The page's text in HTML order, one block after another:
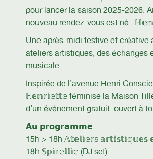
pour lancer la saison 2025-2026.
nouveau rendez-vous est né :
Une après-midi festive et créative
ateliers artistiques, des échanges
musicale.
Inspirée de l’avenue Henri
ℍ𝕖𝕟𝕣𝕚𝕖𝕥𝕥𝕖 féminise la Maison
d’un événement gratuit, ouvert à
𝗔𝘂 𝗽𝗿𝗼𝗴𝗿𝗮𝗺𝗺𝗲 :
15h > 18h 𝔸𝕥𝕖𝕝𝕚𝕖𝕣𝕤 𝕒𝕣𝕥𝕚𝕤𝕥𝕚𝕢𝕦𝕖𝕤
18h 𝕊𝕡𝕚𝕣𝕖𝕝𝕝𝕚𝕖 (DJ set)